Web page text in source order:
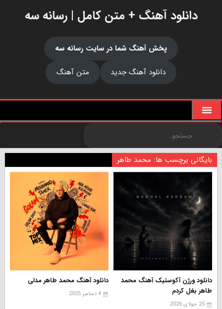
دانلود آهنگ + متن کامل | رسانه سه
پخش آهنگ شما در سایت رسانه سه
دانلود آهنگ جدید
متن آهنگ
بایگانی برچسب ها: محمد طاهر
دانلود ورژن آکوستیک آهنگ محمد
طاهر بغل کردم
25 جولای 2026
دانلود آهنگ محمد طاهر مدلی
4 دسامبر 2025